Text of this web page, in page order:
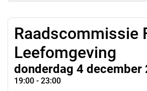
Raadscommissie
Leefomgeving
donderdag 4 december
19:00 - 23:00